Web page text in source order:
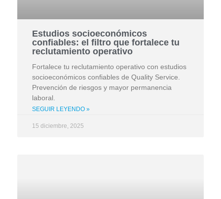
Estudios socioeconómicos
confiables: el filtro que fortalece tu
reclutamiento operativo
Fortalece tu reclutamiento operativo con estudios
socioeconómicos confiables de Quality Service.
Prevención de riesgos y mayor permanencia
laboral.
SEGUIR LEYENDO »
15 diciembre, 2025